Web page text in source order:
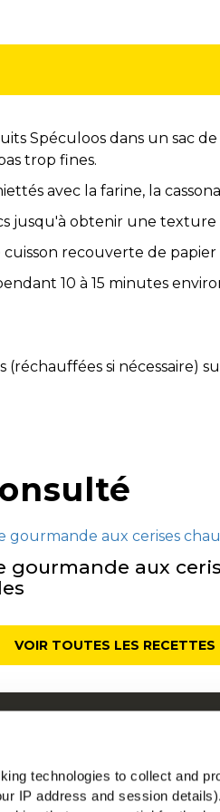
technologies to collect and
IP address and session
Spéculoos dans un sac
trop fines.
avec la farine, la
jusqu'à obtenir une texture
recouverte de papier
10 à 15 minutes
(réchauffées si nécessaire)
gourmande aux
VOIR TOUTES LES RECETTES
engagent